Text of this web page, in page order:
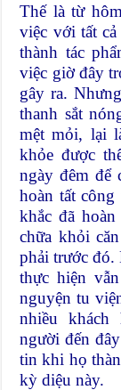
Thế là từ
việc với tất
thành tác
việc giờ đây
gây ra.
thanh sắt
mệt mỏi, lại
khỏe được
ngày đêm để
hoàn tất
khắc đã
chữa khỏi
phải trước đó.
thực hiện
nguyện tu
nhiều
người đến
tin khi họ
kỳ diệu này.